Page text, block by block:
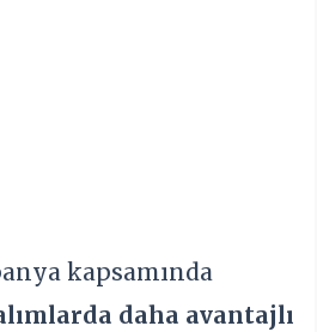
kapsamında
daha avantajlı